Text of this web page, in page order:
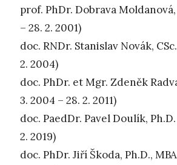
prof. PhDr. Dobrava Moldanová,
– 28. 2. 2001)
doc. RNDr. Stanislav Novák,
2. 2004)
doc. PhDr. et Mgr. Zdeněk
3. 2004 – 28. 2. 2011)
doc. PaedDr. Pavel Doulík, Ph.D.
2. 2019)
doc. PhDr. Jiří Škoda, Ph.D.,